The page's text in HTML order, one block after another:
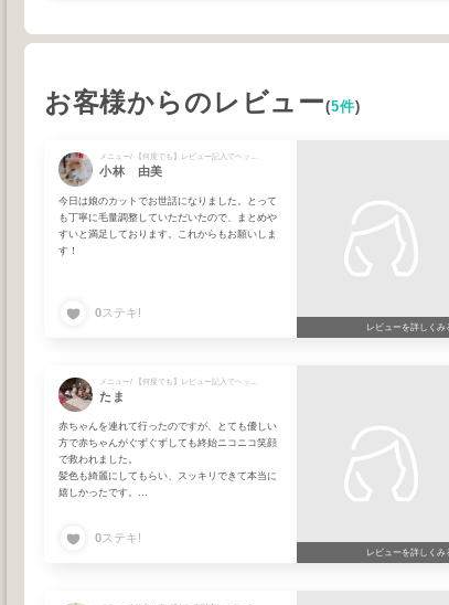
お客様からのレビュー(5件)
小林 由美
今日は娘のカットでお世話になりました。とって
も丁寧に毛量調整していただいたので、まとめや
すいと満足しております。これからもお願いしま
す！
0ステキ!
レビューを詳しくみ
たま
赤ちゃんを連れて行ったのですが、とても優しい
方で赤ちゃんがぐずぐずしても終始ニコニコ笑顔
で救われました。
髪色も綺麗にしてもらい、スッキリできて本当に
嬉しかったです。
ありがとうございました。
0ステキ!
レビューを詳しくみ